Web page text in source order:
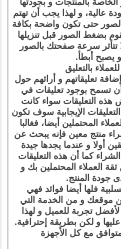
الخاصة بالمنتجات و بجودتها
عالية، و لهذا يجب أن تهتم
الصور حتى تكون واضحة بكافة
بضغط الصور قبل تنزيلها
سرعة صفحتك بالصور
و يصبح أبطأ.
تعليقاتهم و أرائهم حول
تسمح بوجود تعليقات في
التعليقات سواء كانت
الإيجابية سوف تكون
المحتملين أيضا، فغالبا
منتج معين فإنه يبحث عن
أولا و عندما يجدها جيدة
كما أن هذه التعليقات
العملاء المحتملين بك و
جودة المنتج.
فلها أيضا فوائد فهي
موقعك و من الخدمة التي
تجربة للعميل و لهذا
و لكن بطريقة إحترافية.